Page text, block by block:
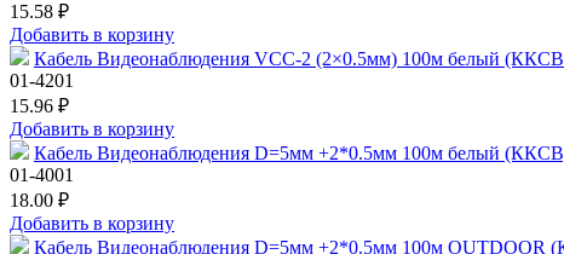
15.58 ₽
Добавить в корзину
Кабель Видеонаблюдения VCC-2 (2×0.5мм) 100м белый
01-4201
15.96 ₽
Добавить в корзину
Кабель Видеонаблюдения D=5мм +2*0.5мм 100м белый
01-4001
18.00 ₽
Добавить в корзину
Кабель Видеонаблюдения D=5мм +2*0.5мм 100м